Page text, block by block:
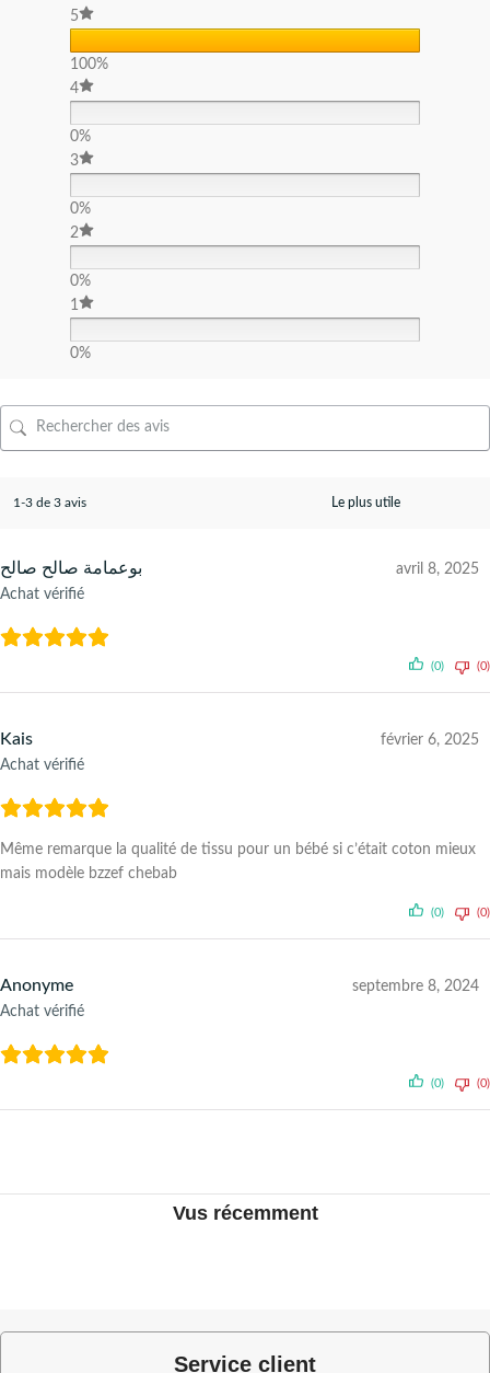
5
100%
4
0%
3
0%
2
0%
1
0%
1-3 de 3 avis
بوعمامة صالح صالح
Achat vérifié
avril 8, 2025
(0) (0)
Kais
Achat vérifié
février 6, 2025
Même remarque la qualité de tissu pour un bébé si c’était coton mieux
mais modèle bzzef chebab
(0) (0)
Anonyme
Achat vérifié
septembre 8, 2024
(0) (0)
Vus récemment
Service client